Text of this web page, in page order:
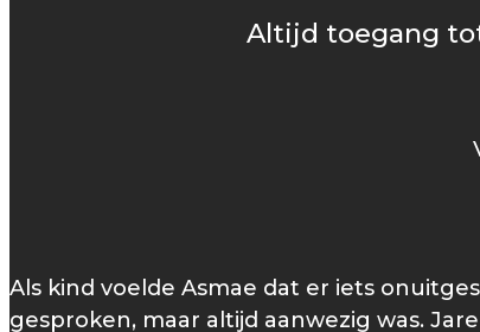
Altijd toegang
Als kind voelde Asmae dat er iets
gesproken, maar altijd aanwezig was.